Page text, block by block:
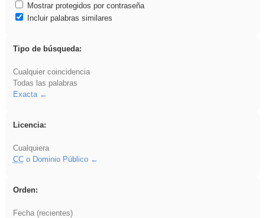
Mostrar protegidos por contraseña
Incluir palabras similares
Tipo de búsqueda:
Cualquier coincidencia
Todas las palabras
Exacta
Licencia:
Cualquiera
CCo Dominio Público
Orden:
Fecha (recientes)